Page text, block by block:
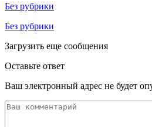
Без рубрики
Без рубрики
Загрузить еще сообщения
Оставьте ответ
Ваш электронный адрес не будет